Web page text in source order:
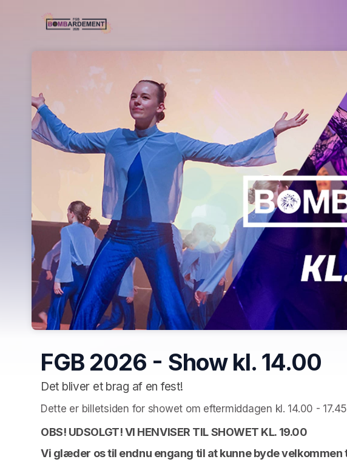
FGB 2026 - Show kl. 14.00
Det bliver et brag af en fest!
Dette er billetsiden for showet om eftermiddagen kl. 14.00 - 17.45
OBS! UDSOLGT! VI HENVISER TIL SHOWET KL. 19.00